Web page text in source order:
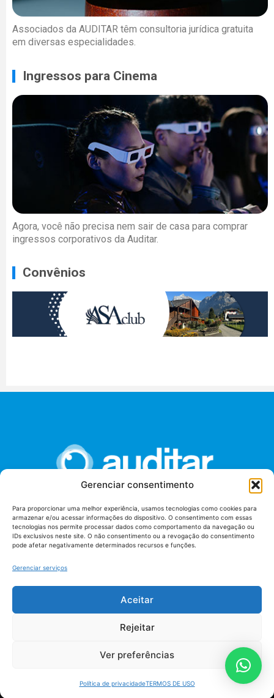
Gerenciar consentimento
Para proporcionar uma melhor experiência, usamos tecnologias como cookies para
armazenar e/ou acessar informações do dispositivo. O consentimento com essas
tecnologias nos permite processar dados como comportamento da navegação ou
IDs exclusivos neste site. O não consentimento ou a revogação do consentimento
pode afetar negativamente determinados recursos e funções.
Gerenciar serviços
Aceitar
Rejeitar
Ver preferências
Política de privacidadeTERMOS DE USO
Associados da AUDITAR têm consultoria jurídica gratuita
em diversas especialidades.
Ingressos para Cinema
Agora, você não precisa nem sair de casa para comprar
ingressos corporativos da Auditar.
Convênios
União dos Auditores Federais de Controle Externo -
AUDITAR
Setor de Administração Federal Sul (SAF/Sul), Qd. 04, Lt. 01
Tribunal de Contas da União (TCU), Subsolo, Sala S04
Termos de uso
AUDITAR todos os direitos reservados - 2026 |Fábrica de Código